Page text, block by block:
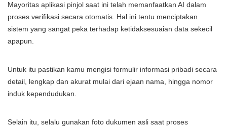
Mayoritas aplikasi pinjol saat ini telah memanfaatkan AI dalam
proses verifikasi secara otomatis. Hal ini tentu menciptakan
sistem yang sangat peka terhadap ketidaksesuaian data sekecil
apapun.
Untuk itu pastikan kamu mengisi formulir informasi pribadi secara
detail, lengkap dan akurat mulai dari ejaan nama, hingga nomor
induk kependudukan.
Selain itu, selalu gunakan foto dukumen asli saat proses